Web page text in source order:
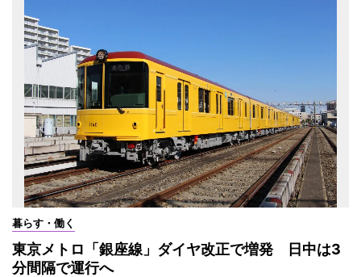
暮らす・働く
東京メトロ「銀座線」ダイヤ改正で増発 日中は3
分間隔で運行へ